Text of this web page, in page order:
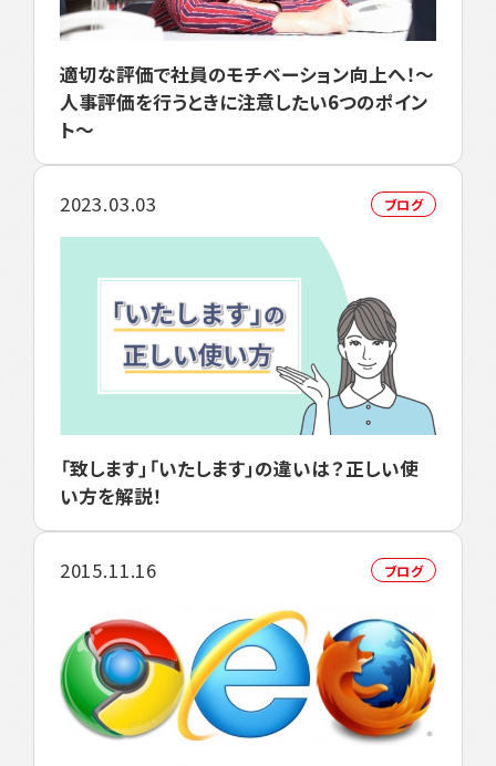
適切な評価で社員のモチベーション向上へ！～
人事評価を行うときに注意したい6つのポイン
ト～
2023.03.03 ブログ
「致します」「いたします」の違いは？正しい使
い方を解説！
2015.11.16 ブログ